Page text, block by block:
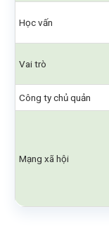
Học vấn
Vai trò
Công ty chủ quản
Mạng xã hội